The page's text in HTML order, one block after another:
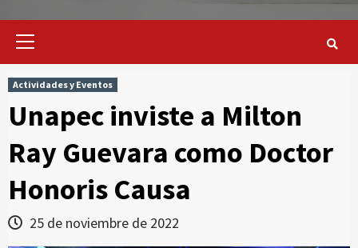
Primary
Actividades y Eventos
Unapec inviste a Milton
Ray Guevara como Doctor
Honoris Causa
25 de noviembre de 2022